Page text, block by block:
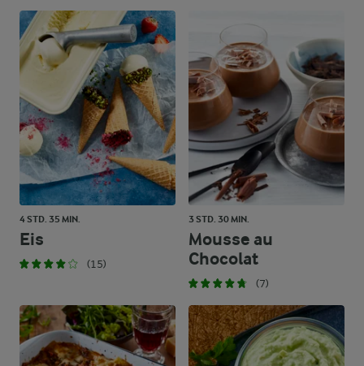
4 STD. 35 MIN.
Eis
(15)
3 STD. 30 MIN.
Mousse au
Chocolat
(7)